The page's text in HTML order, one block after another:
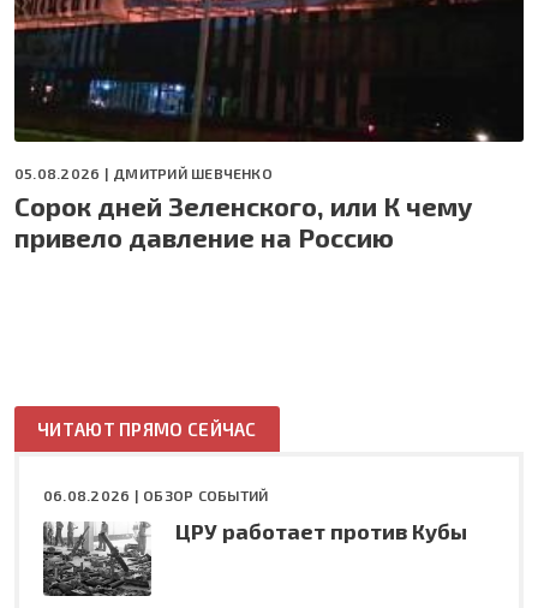
05.08.2026 | ДМИТРИЙ ШЕВЧЕНКО
Сорок дней Зеленского, или К чему
привело давление на Россию
ЧИТАЮТ ПРЯМО СЕЙЧАС
06.08.2026 | ОБЗОР СОБЫТИЙ
ЦРУ работает против Кубы